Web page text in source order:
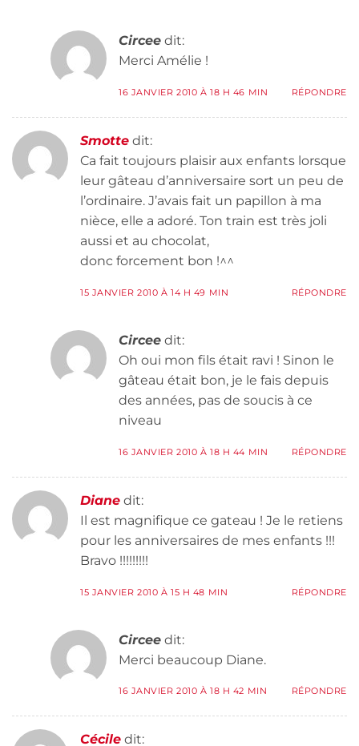
Circee dit:
Merci Amélie !
16 JANVIER 2010 À 18 H 46 MIN RÉPONDRE
Smotte dit:
Ca fait toujours plaisir aux enfants lorsque
leur gâteau d’anniversaire sort un peu de
l’ordinaire. J’avais fait un papillon à ma
nièce, elle a adoré. Ton train est très joli
aussi et au chocolat,
donc forcement bon !^^
15 JANVIER 2010 À 14 H 49 MIN RÉPONDRE
Circee dit:
Oh oui mon fils était ravi ! Sinon le
gâteau était bon, je le fais depuis
des années, pas de soucis à ce
niveau
16 JANVIER 2010 À 18 H 44 MIN RÉPONDRE
Diane dit:
Il est magnifique ce gateau ! Je le retiens
pour les anniversaires de mes enfants !!!
Bravo !!!!!!!!!
15 JANVIER 2010 À 15 H 48 MIN RÉPONDRE
Circee dit:
Merci beaucoup Diane.
16 JANVIER 2010 À 18 H 42 MIN RÉPONDRE
Cécile dit: